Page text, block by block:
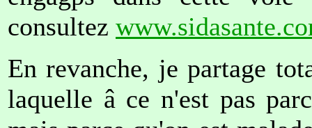
consultez
En revanche, je partage
laquelle â ce n'est pas